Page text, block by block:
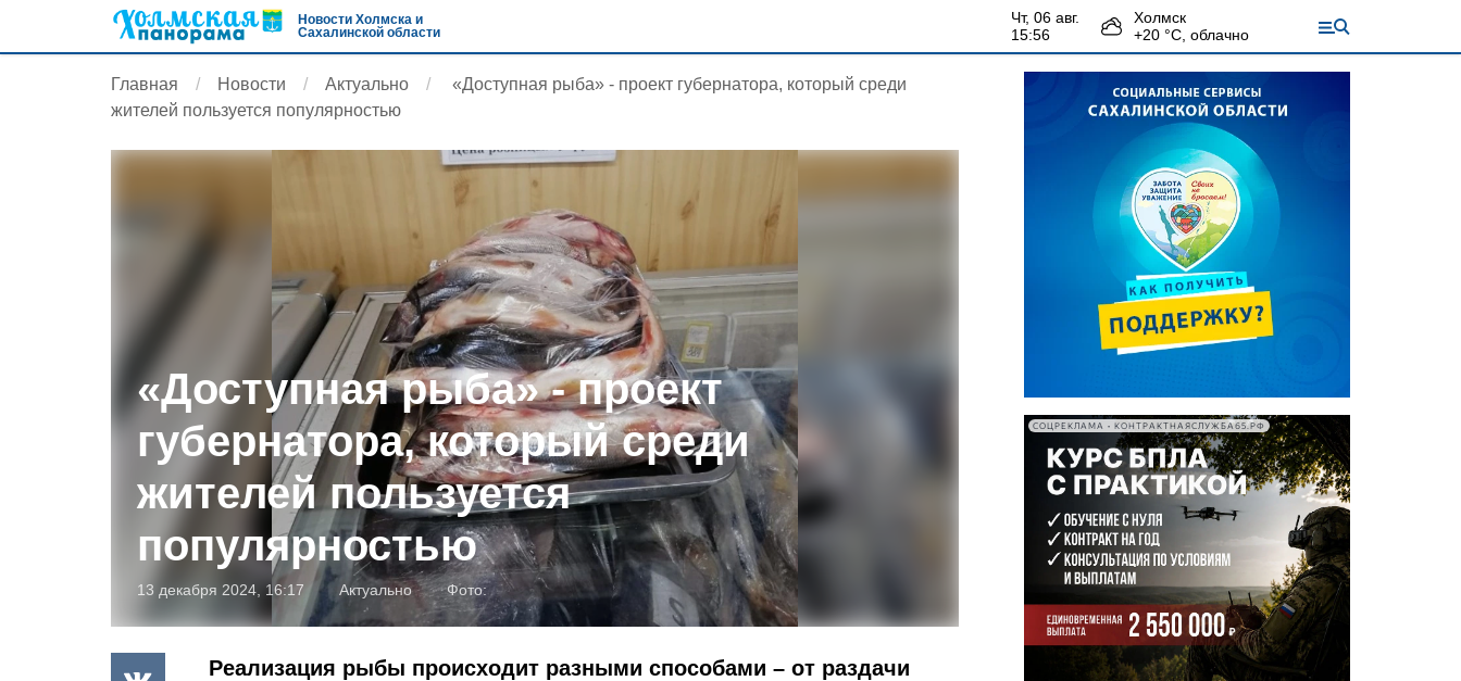
Новости Холмска и
Сахалинской области
чт, 06 авг.
15:56
Холмск
+20 °С, облачно
Главная Новости Актуально
«Доступная рыба» - проект губернатора, который среди
жителей пользуется популярностью
«Доступная рыба» - проект
губернатора, который среди
жителей пользуется
популярностью
13 декабря 2024, 16:17 Актуально Фото:
Реализация рыбы происходит разными способами – от раздачи
СОЦРЕКЛАМА • КОНТРАКТНАЯСЛУЖБА65.РФ